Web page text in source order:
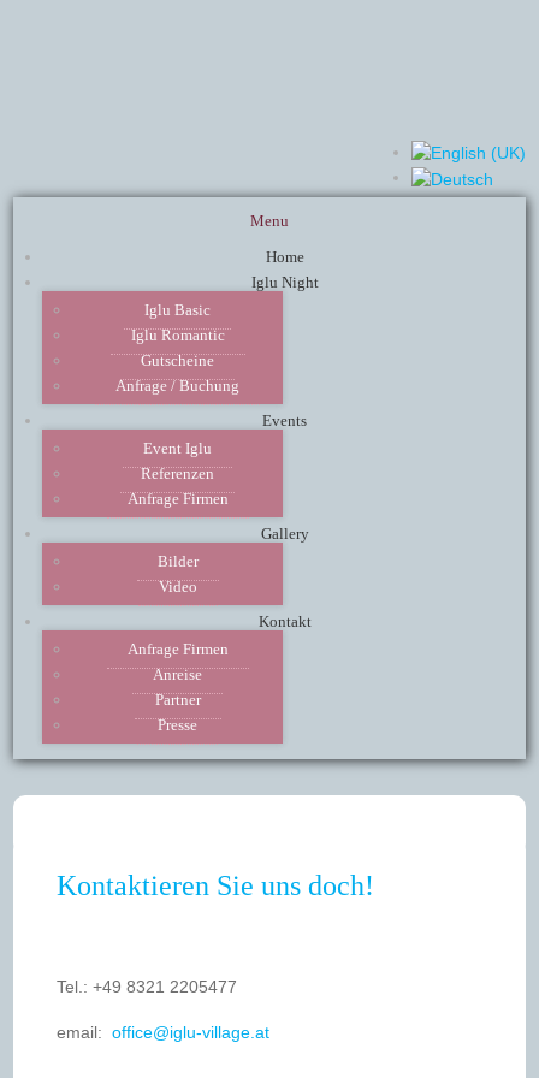
Menu
Home
Iglu Night
Iglu Basic
Iglu Romantic
Gutscheine
Anfrage / Buchung
Events
Event Iglu
Referenzen
Anfrage Firmen
Gallery
Bilder
Video
Kontakt
Anfrage Firmen
Anreise
Partner
Presse
Kontaktieren Sie uns doch!
Tel.: +49 8321 2205477
email: